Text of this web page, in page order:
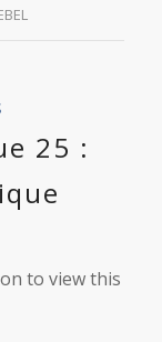
25 :
to view this